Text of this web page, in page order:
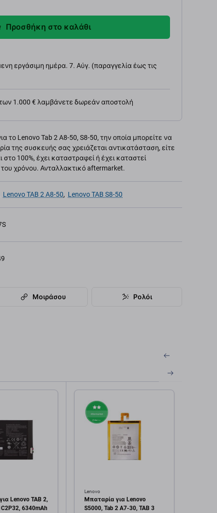
Προσθήκη στο καλάθι
εργάσιμη ημέρα. 7. Αύγ. (παραγγελία έως τις
1.000 € λαμβάνετε δωρεάν αποστολή
το Lenovo Tab 2 A8-50, S8-50, την οποία μπορείτε να
της συσκευής σας χρειάζεται αντικατάσταση, είτε
στο 100%, έχει καταστραφεί ή έχει καταστεί
χρόνου. Ανταλλακτικό aftermarket.
Lenovo TAB 2 A8-50, Lenovo TAB S8-50
Μοιράσου Ρολόι
Lenovo TAB 2,
6340mAh
Lenovo
Μπαταρία για Lenovo
S5000, Tab 2 A7-30, TAB 3